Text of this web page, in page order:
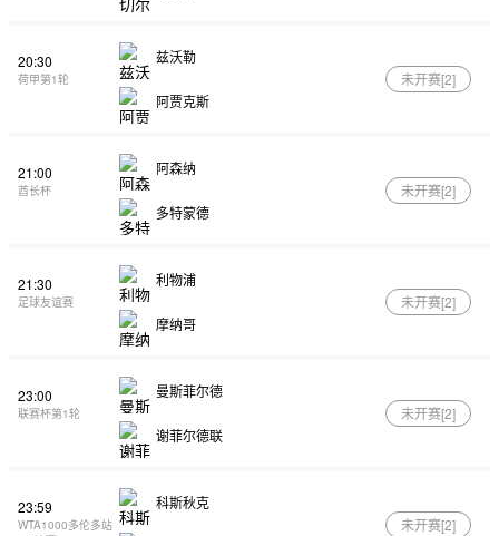
20:30
荷甲第1轮
兹沃勒
阿贾克斯
未开赛[2]
21:00
酋长杯
阿森纳
多特蒙德
未开赛[2]
21:30
足球友谊赛
利物浦
摩纳哥
未开赛[2]
23:00
联赛杯第1轮
曼斯菲尔德
谢菲尔德联
未开赛[2]
23:59
WTA1000多伦多站
科斯秋克
未开赛[2]